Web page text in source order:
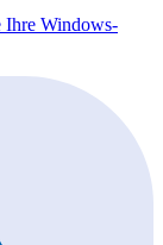
Ihre Windows-